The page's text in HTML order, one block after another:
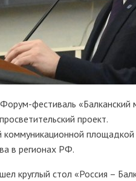
фестиваль «Балканский
проект.
коммуникационной
в регионах РФ.
круглый стол «Россия –